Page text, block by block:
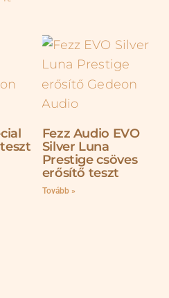
Fezz Audio EVO
Silver Luna
Prestige csöves
erősítő teszt
Tovább »